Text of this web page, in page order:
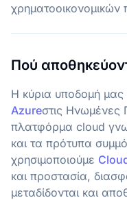
Πού
Η κύρια υποδομή μας
Azureστις Ηνωμένες
πλατφόρμα cloud
και τα πρότυπα
χρησιμοποιούμε
και προστασία,
μεταδίδονται και